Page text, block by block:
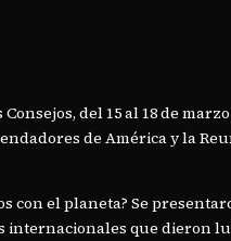
del 15 al 18 de
de América y la
con el planeta? Se
que dieron